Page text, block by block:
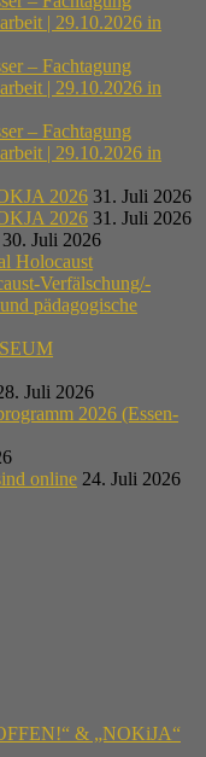
| 29.10.2026 in
– Fachtagung
| 29.10.2026 in
– Fachtagung
| 29.10.2026 in
2026 31. Juli 2026
2026 31. Juli 2026
30. Juli 2026
Holocaust
Verfälschung/-
pädagogische
Juli 2026
2026 (Essen-
online 24. Juli 2026
& „NOKiJA“